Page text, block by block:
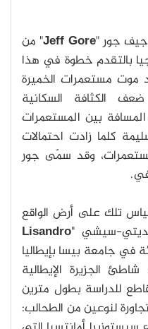
Jeff Gore" من
بالتقدم خطوة في هذا
موت مستعمرات الخميرة
الكثافة السكانية
بين المستعمرات
كلما زادت احتمالات
وقد سمّى جور
تلك على أرض الواقع
سيشي "Lisandro
في جامعة بيسا بإيطاليا
الجزيرة الإيطالية
للدراسة بطول مترين
لنوعين من الطحالب: